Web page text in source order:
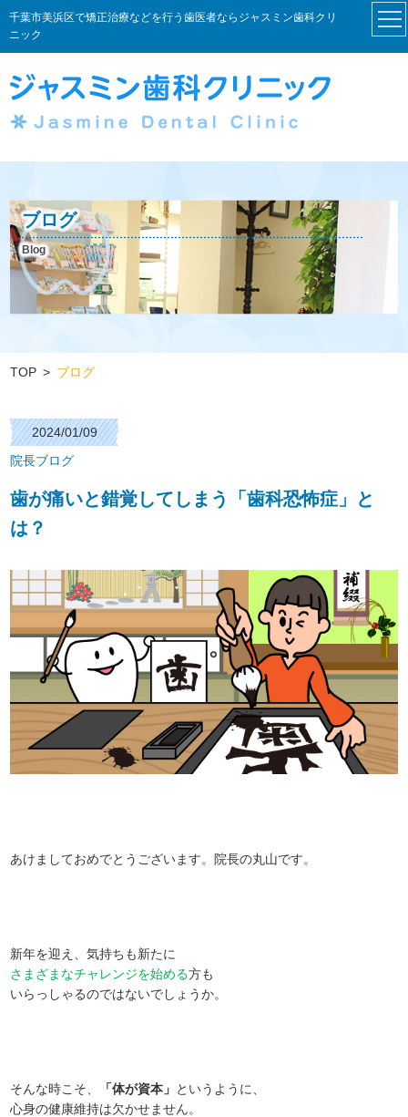
千葉市美浜区で矯正治療などを行う歯医者ならジャスミン歯科クリ
ニック
ブログ
Blog
TOP ブログ
2024/01/09
院長ブログ
歯が痛いと錯覚してしまう「歯科恐怖症」と
は？
あけましておめでとうございます。院長の丸山です。
新年を迎え、気持ちも新たに
さまざまなチャレンジを始める方も
いらっしゃるのではないでしょうか。
そんな時こそ、 「体が資本」 というように、
心身の健康維持は欠かせません。